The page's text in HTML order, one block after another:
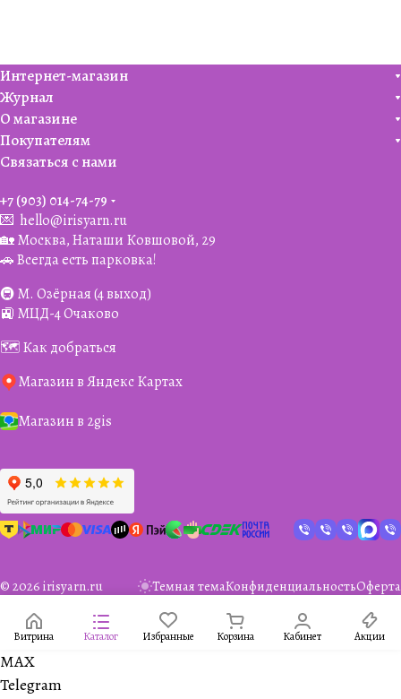
Интернет-магазин
Журнал
О магазине
Покупателям
Связаться с нами
+7 (903) 014-74-79‬
💌 hello@irisyarn.ru
🏡 Москва, Наташи Ковшовой, 29
🚗 Всегда есть парковка!
🚇 М. Озёрная (4 выход)
🚉 МЦД-4 Очаково
🗺️ Как добраться
Магазин в Яндекс Картах
Магазин в 2gis
© 2026 irisyarn.ru Темная темаКонфиденциальностьОферта
Витрина Каталог Избранные Корзина Кабинет Акции
MAX
Telegram